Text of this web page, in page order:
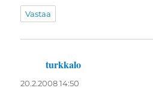
Vastaa
turkkalo
20.2.2008 14:50